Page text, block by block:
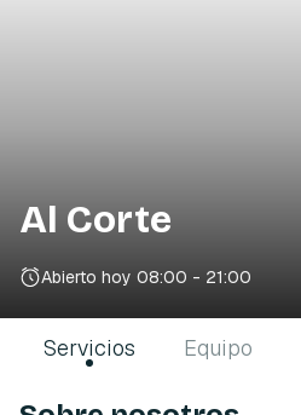
Al Corte
Abierto hoy 08:00 - 21:00
Servicios Equipo